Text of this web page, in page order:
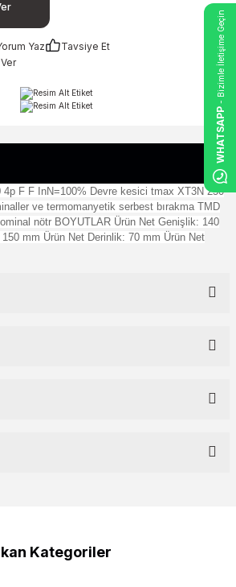
Yaz
Tavsiye Et
4p F F InN=100% Devre kesici tmax XT3N 250
ve termomanyetik serbest bırakma TMD
nötr BOYUTLAR Ürün Net Genişlik: 140
mm Ürün Net Derinlik: 70 mm Ürün Net
henüz soru sorulmamış.
ürün açıklamalarında ve diğer
noktaları öneri formunu kullanarak
teşekkür ederiz.
veya görüntülenemiyor.
Kategoriler
WHATSAPP
- Bizimle İletişime Geçin